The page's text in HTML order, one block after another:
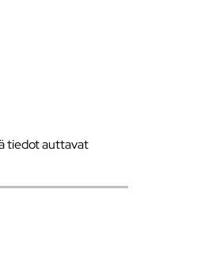
tiedot auttavat